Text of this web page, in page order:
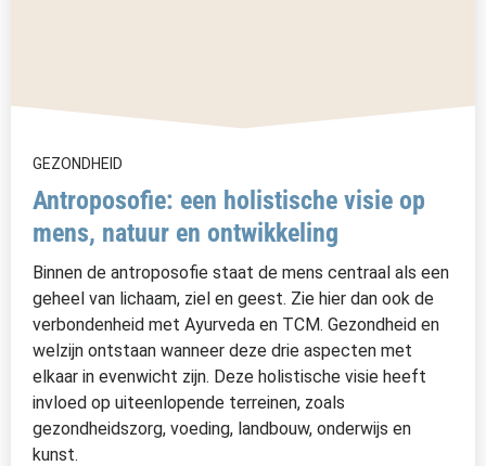
GEZONDHEID
Antroposofie: een holistische visie op
mens, natuur en ontwikkeling
Binnen de antroposofie staat de mens centraal als een
geheel van lichaam, ziel en geest. Zie hier dan ook de
verbondenheid met Ayurveda en TCM. Gezondheid en
welzijn ontstaan wanneer deze drie aspecten met
elkaar in evenwicht zijn. Deze holistische visie heeft
invloed op uiteenlopende terreinen, zoals
gezondheidszorg, voeding, landbouw, onderwijs en
kunst.